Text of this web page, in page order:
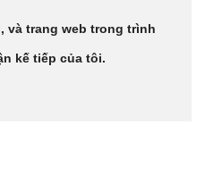
và trang web trong trình
kế tiếp của tôi.